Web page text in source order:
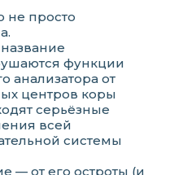
не просто
функции
анализатора от
центров коры
серьёзные
всей
системы
— от его остроты (и